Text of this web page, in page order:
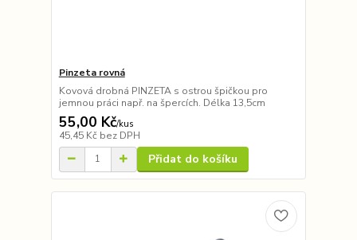
Pinzeta rovná
Kovová drobná PINZETA s ostrou špičkou pro
jemnou práci např. na špercích. Délka 13,5cm
55,00 Kč/kus
45,45 Kč bez DPH
Přidat do košíku